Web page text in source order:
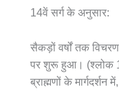
14वें सर्ग के अनुसार:
सैकड़ों वर्षों तक
पर शुरू हुआ। (श्लोक
ब्राह्मणों के